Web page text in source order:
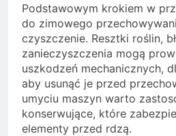
Podstawowym krokiem w
do zimowego
czyszczenie. Resztki roślin,
zanieczyszczenia mogą
uszkodzeń mechanicznych,
aby usunąć je przed
umyciu maszyn warto
konserwujące, które
elementy przed rdzą.